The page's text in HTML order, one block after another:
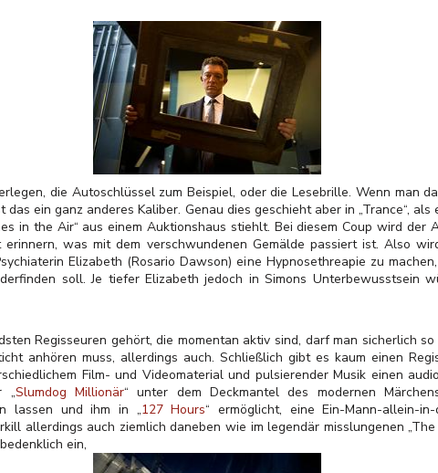
die Autoschlüssel zum Beispiel, oder die Lesebrille. Wenn man
ein ganz anderes Kaliber. Genau dies geschieht aber in „Trance“, als
in the Air“ aus einem Auktionshaus stiehlt. Bei diesem Coup wird der
was mit dem verschwundenen Gemälde passiert ist. Also
Elizabeth (Rosario Dawson) eine Hypnosethreapie zu
soll. Je tiefer Elizabeth jedoch in Simons Unterbewusstsein
Regisseuren gehört, die momentan aktiv sind, darf man sicherlich
anhören muss, allerdings auch. Schließlich gibt es kaum einen
Film- und Videomaterial und pulsierender Musik einen
„Slumdog Millionär“ unter dem Deckmantel des modernen
lassen und ihm in „127 Hours“ ermöglicht, eine Ein-Mann-allein-
allerdings auch ziemlich daneben wie im legendär misslungenen
ein,